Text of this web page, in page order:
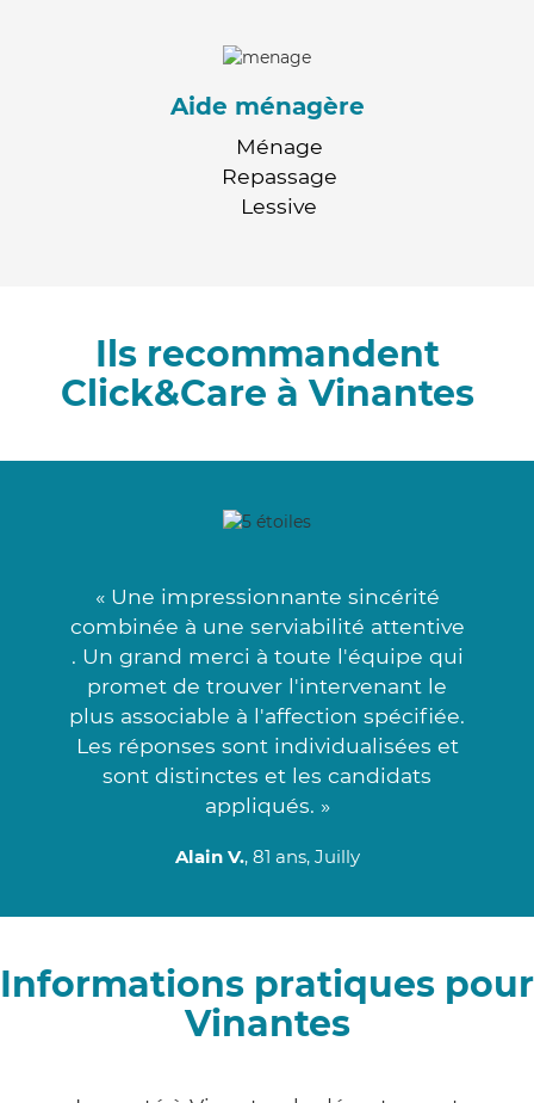
Aide ménagère
Ménage
Repassage
Lessive
Ils recommandent
Click&Care à Vinantes
« Une impressionnante sincérité
combinée à une serviabilité attentive
. Un grand merci à toute l'équipe qui
promet de trouver l'intervenant le
plus associable à l'affection spécifiée.
Les réponses sont individualisées et
sont distinctes et les candidats
appliqués. »
Alain V., 81 ans, Juilly
Informations pratiques pour
Vinantes